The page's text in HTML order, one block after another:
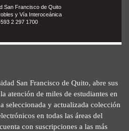
San Francisco de Quito
y Vía Interoceánica
2 297 1700
San Francisco de Quito, abre sus
atención de miles de estudiantes en
seleccionada y actualizada colección
en todas las áreas del
con suscripciones a las más